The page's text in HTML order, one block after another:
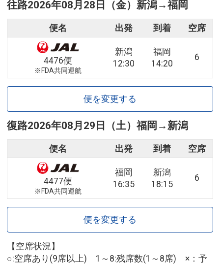
往路2026年08月28日（金） 新潟→福岡
便名 出発 到着 空席
4476便
※FDA共同運航
新潟
12:30
福岡
14:20
6
便を変更する
復路2026年08月29日（土）福岡 →新潟
便名 出発 到着 空席
4477便
※FDA共同運航
福岡
16:35
新潟
18:15
6
便を変更する
【空席状況】
○:空席あり(9席以上) 1～8:残席数(1～8席) ×：予